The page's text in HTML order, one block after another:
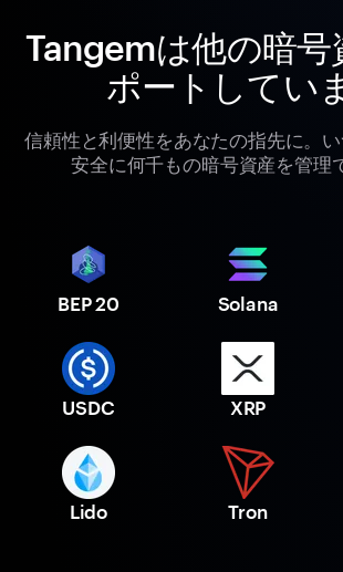
Tangemは他の暗号
ポートしてい
信頼性と利便性をあなたの指先に。
安全に何千もの暗号資産を管理
BEP 20 Solana
USDC XRP
Lido Tron